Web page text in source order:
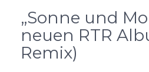
„Sonne und
neuen RTR
Remix)